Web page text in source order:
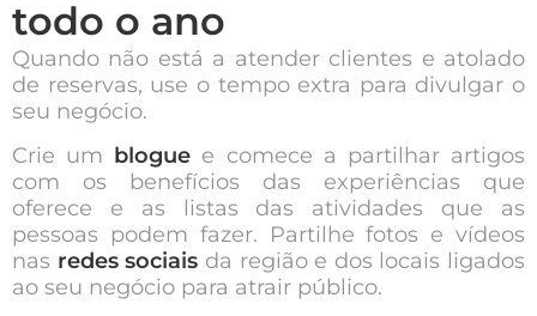
todo o ano
Quando não está a atender clientes e atolado
de reservas, use o tempo extra para divulgar o
seu negócio.
Crie um blogue e comece a partilhar artigos
com os benefícios das experiências que
oferece e as listas das atividades que as
pessoas podem fazer. Partilhe fotos e vídeos
nas redes sociais da região e dos locais ligados
ao seu negócio para atrair público.